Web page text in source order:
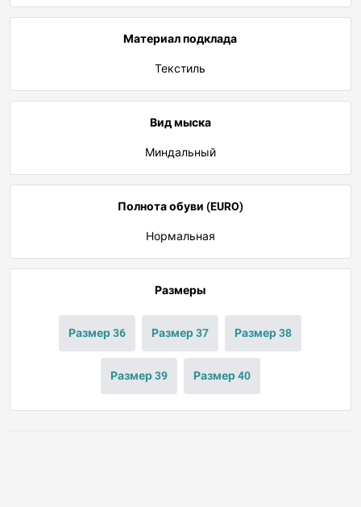
Материал подклада
Текстиль
Вид мыска
Миндальный
Полнота обуви (EURO)
Нормальная
Размеры
Размер 36 Размер 37 Размер 38
Размер 39 Размер 40